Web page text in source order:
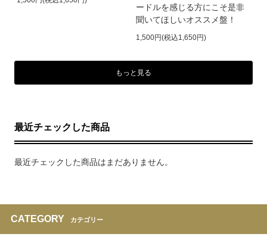
ードルを感じる方にこそ是非
聞いてほしいオススメ盤！
1,500円(税込1,650円)
もっと見る
最近チェックした商品
最近チェックした商品はまだありません。
CATEGORY カテゴリー